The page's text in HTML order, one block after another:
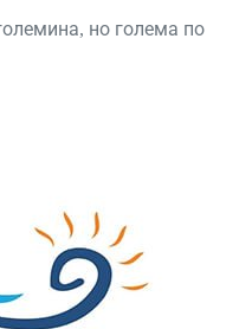
но голема по